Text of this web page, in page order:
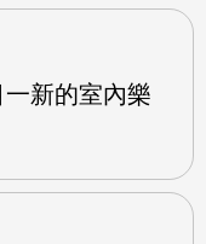
新的室內樂